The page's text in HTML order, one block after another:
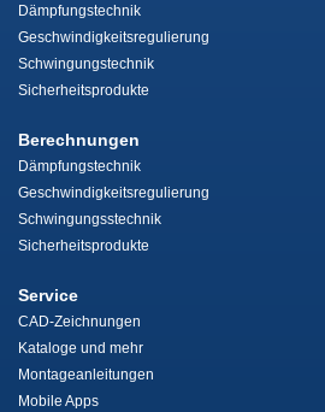
Dämpfungstechnik
Geschwindigkeitsregulierung
Schwingungstechnik
Sicherheitsprodukte
Berechnungen
Dämpfungstechnik
Geschwindigkeitsregulierung
Schwingungsstechnik
Sicherheitsprodukte
Service
CAD-Zeichnungen
Kataloge und mehr
Montageanleitungen
Mobile Apps